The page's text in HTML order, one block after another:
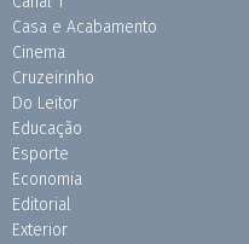
Casa e Acabamento
Cinema
Cruzeirinho
Do Leitor
Educação
Esporte
Economia
Editorial
Exterior